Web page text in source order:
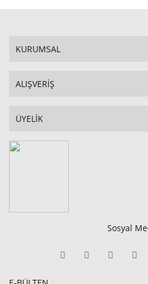
KURUMSAL
ALIŞVERİŞ
ÜYELİK
Sosyal